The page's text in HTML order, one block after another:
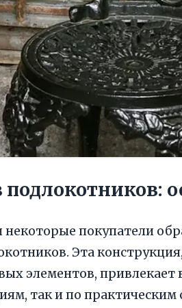
некоторые покупатели
Эта
элементов, привлекает
так и по практическим